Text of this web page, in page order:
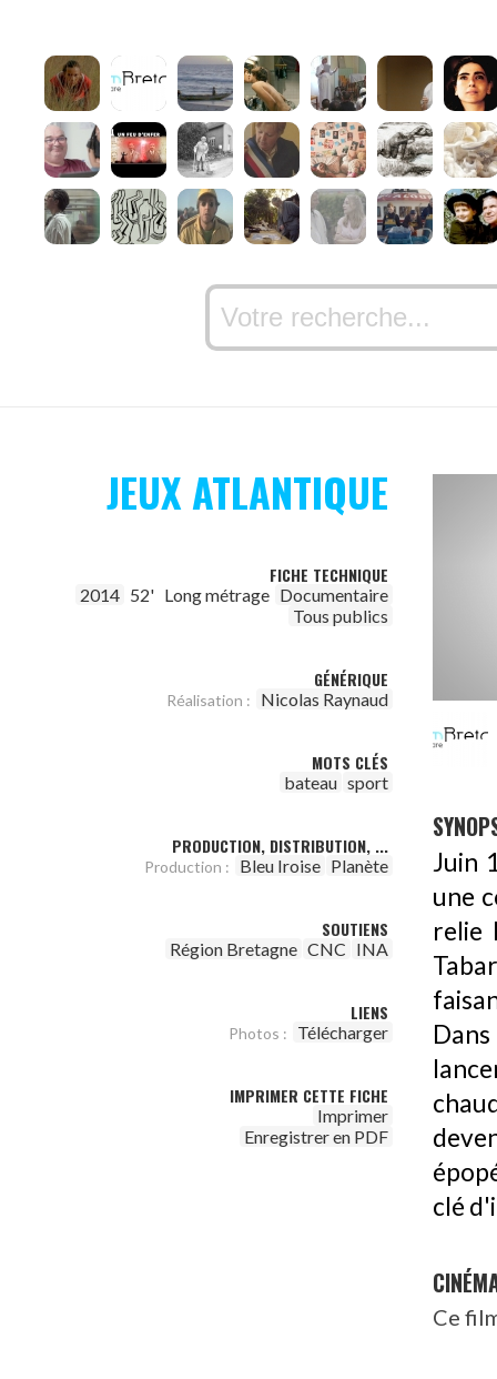
JEUX ATLANTIQUE
FICHE TECHNIQUE
2014 52' Long métrage Documentaire
Tous publics
GÉNÉRIQUE
Réalisation : Nicolas Raynaud
MOTS CLÉS
bateau sport
PRODUCTION, DISTRIBUTION, ...
Production : Bleu Iroise Planète
SOUTIENS
Région Bretagne CNC INA
LIENS
Photos : Télécharger
IMPRIMER CETTE FICHE
Imprimer
Enregistrer en PDF
Juin
une
relie
clé
Ce